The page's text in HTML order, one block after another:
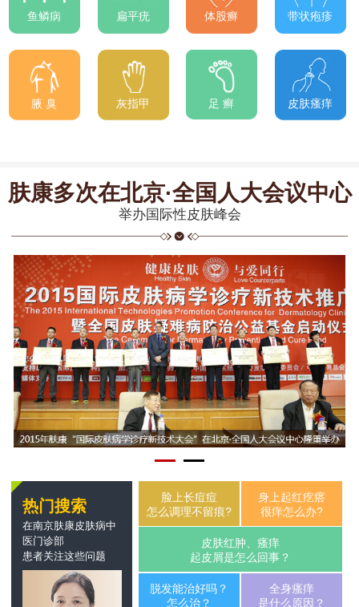
鱼鳞病 扁平疣 体股癣 带状疱疹
腋 臭 灰指甲 足 癣 皮肤瘙痒
肤康多次在北京·全国人大会议中心
举办国际性皮肤峰会
热门搜索
在南京肤康皮肤病中
医门诊部
患者关注这些问题
脸上长痘痘
怎么调理不留痕?
身上起红疙瘩
很痒怎么办?
皮肤红肿、瘙痒
起皮屑是怎么回事？
脱发能治好吗？
怎么治？
全身瘙痒
是什么原因？